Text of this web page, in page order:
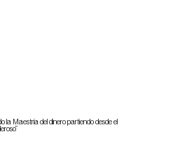
la Maestría del dinero partiendo desde el